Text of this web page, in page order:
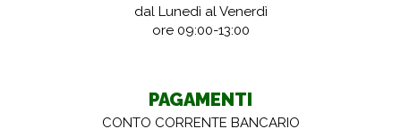
dal Lunedì al Venerdì
ore 09:00-13:00
PAGAMENTI
CONTO CORRENTE BANCARIO